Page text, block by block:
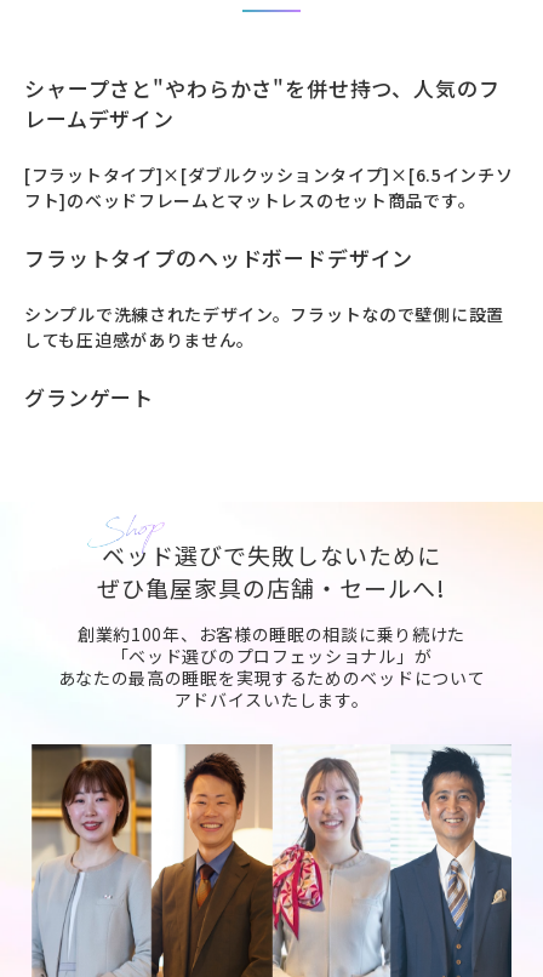
シャープさと"やわらかさ"を併せ持つ、人気のフ
レームデザイン
[フラットタイプ]×[ダブルクッションタイプ]×[6.5インチソ
フト]のベッドフレームとマットレスのセット商品です。
フラットタイプのヘッドボードデザイン
シンプルで洗練されたデザイン。フラットなので壁側に設置
しても圧迫感がありません。
グランゲート
ベッド選びで失敗しないために
ぜひ亀屋家具の店舗・セールへ!
創業約100年、お客様の睡眠の相談に乗り続けた
「ベッド選びのプロフェッショナル」が
あなたの最高の睡眠を実現するためのベッドについて
アドバイスいたします。